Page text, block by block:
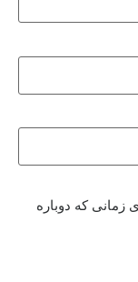
زمانی که دوباره